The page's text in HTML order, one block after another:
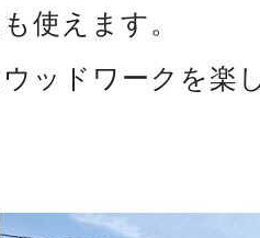
使えます。
ッドワークを楽